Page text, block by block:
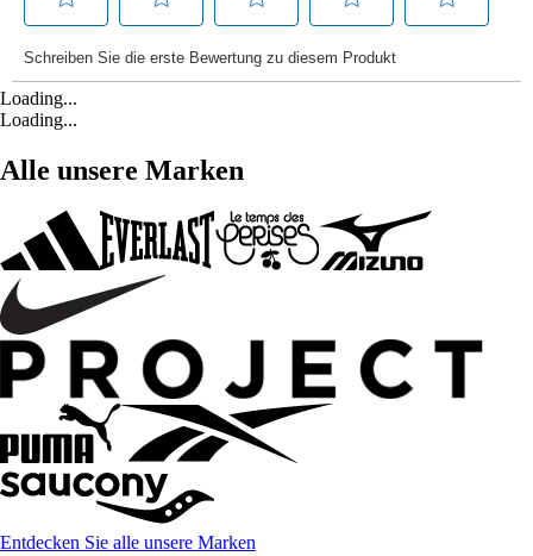
Loading...
Loading...
Alle unsere Marken
Entdecken Sie alle unsere Marken